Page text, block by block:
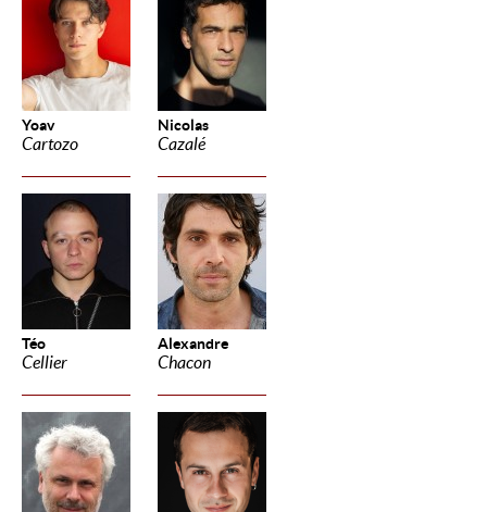
Yoav
Cartozo
Nicolas
Cazalé
Téo
Cellier
Alexandre
Chacon